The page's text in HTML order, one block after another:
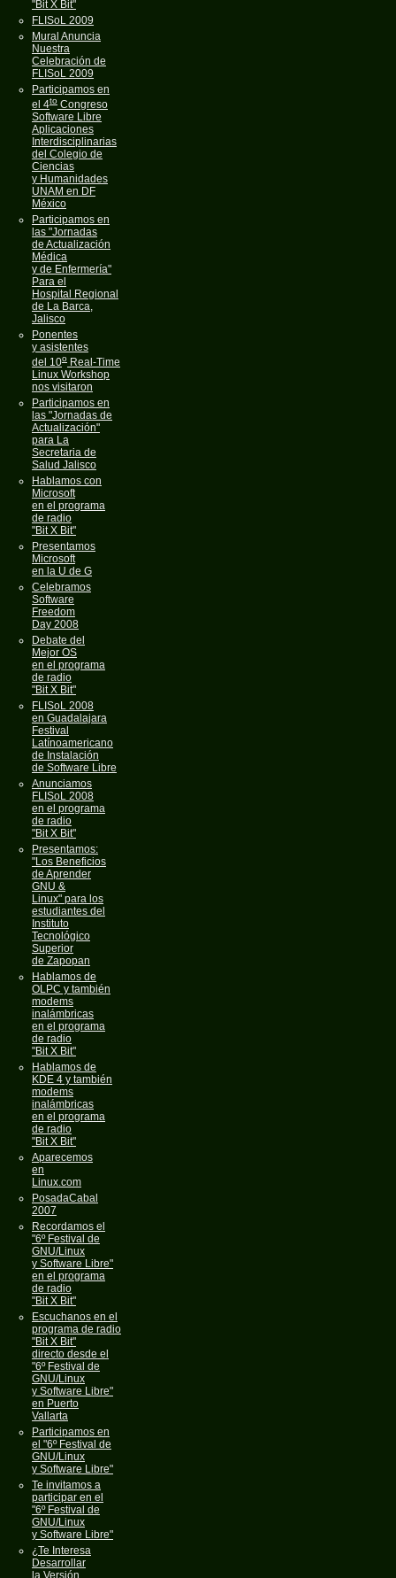
"Bit X Bit"
FLISoL 2009
Mural Anuncia
Nuestra
Celebración de
FLISoL 2009
Participamos en
el 4to Congreso
Software Libre
Aplicaciones
Interdisciplinarias
del Colegio de
Ciencias
y Humanidades
UNAM en DF
México
Participamos en
las "Jornadas
de Actualización
Médica
y de Enfermería"
Para el
Hospital Regional
de La Barca,
Jalisco
Ponentes
y asistentes
del 10o Real-Time
Linux Workshop
nos visitaron
Participamos en
las "Jornadas de
Actualización"
para La
Secretaria de
Salud Jalisco
Hablamos con
Microsoft
en el programa
de radio
"Bit X Bit"
Presentamos
Microsoft
en la U de G
Celebramos
Software
Freedom
Day 2008
Debate del
Mejor OS
en el programa
de radio
"Bit X Bit"
FLISoL 2008
en Guadalajara
Festival
Latínoamericano
de Instalación
de Software Libre
Anunciamos
FLISoL 2008
en el programa
de radio
"Bit X Bit"
Presentamos:
"Los Beneficios
de Aprender
GNU &
Linux" para los
estudiantes del
Instituto
Tecnológico
Superior
de Zapopan
Hablamos de
OLPC y también
modems
inalámbricas
en el programa
de radio
"Bit X Bit"
Hablamos de
KDE 4 y también
modems
inalámbricas
en el programa
de radio
"Bit X Bit"
Aparecemos
en
Linux.com
PosadaCabal
2007
Recordamos el
"6º Festival de
GNU/Linux
y Software Libre"
en el programa
de radio
"Bit X Bit"
Escuchanos en el
programa de radio
"Bit X Bit"
directo desde el
"6º Festival de
GNU/Linux
y Software Libre"
en Puerto
Vallarta
Participamos en
el "6º Festival de
GNU/Linux
y Software Libre"
Te invitamos a
participar en el
"6º Festival de
GNU/Linux
y Software Libre"
¿Te Interesa
Desarrollar
la Versión